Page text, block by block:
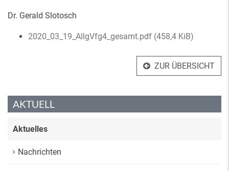
Dr. Gerald Slotosch
2020_03_19_AllgVfg4_gesamt.pdf (458,4 KiB)
ZUR ÜBERSICHT
AKTUELL
Aktuelles
Nachrichten